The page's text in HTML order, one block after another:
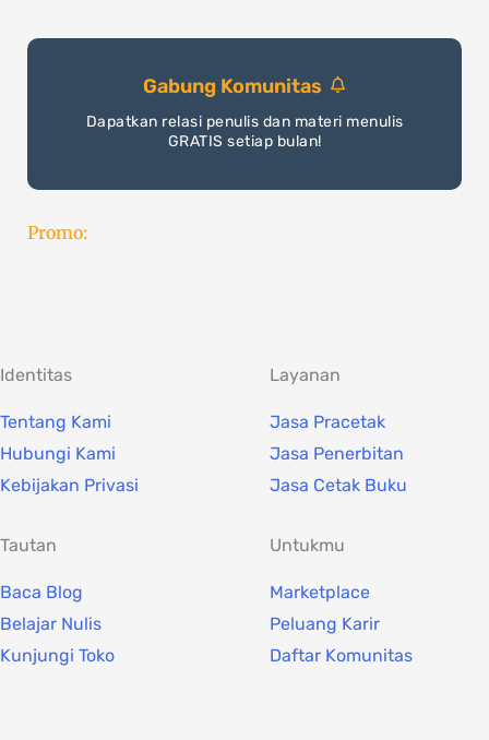
Gabung Komunitas
Dapatkan relasi penulis dan materi menulis
GRATIS setiap bulan!
Promo:
Identitas
Tentang Kami
Hubungi Kami
Kebijakan Privasi
Layanan
Jasa Pracetak
Jasa Penerbitan
Jasa Cetak Buku
Tautan
Baca Blog
Belajar Nulis
Kunjungi Toko
Untukmu
Marketplace
Peluang Karir
Daftar Komunitas